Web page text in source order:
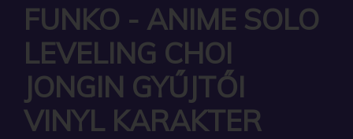
FUNKO - ANIME SOLO
LEVELING CHOI
JONGIN GYŰJTŐI
VINYL KARAKTER